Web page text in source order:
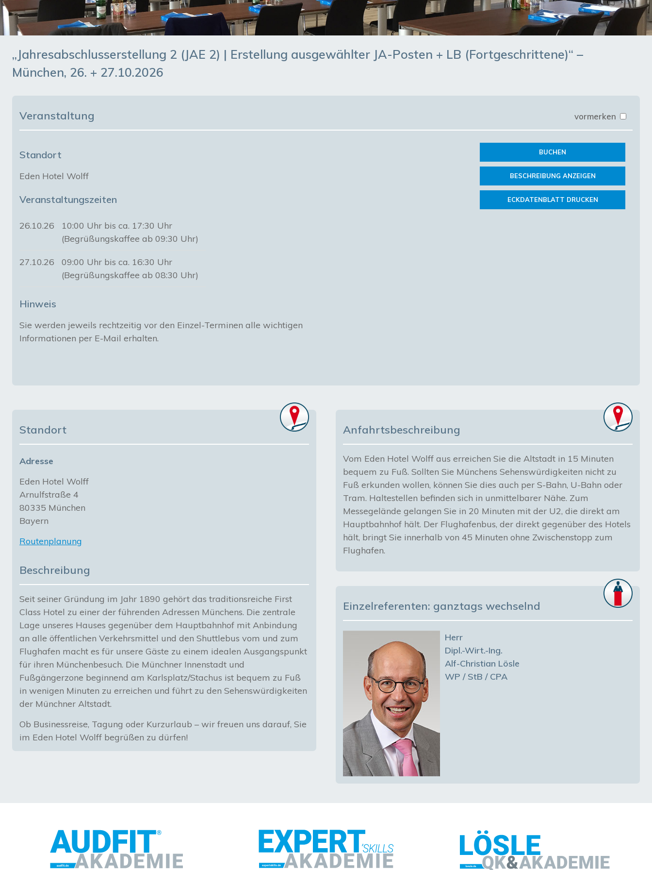
„Jahresabschlusserstellung 2 (JAE 2) | Erstellung ausgewählter JA-Posten + LB (Fortgeschrittene)“ –
München, 26. + 27.10.2026
Veranstaltung vormerken
Standort
Eden Hotel Wolff
Veranstaltungszeiten
26.10.26
10:00 Uhr bis ca. 17:30 Uhr
(Begrüßungskaffee ab 09:30 Uhr)
27.10.26
09:00 Uhr bis ca. 16:30 Uhr
(Begrüßungskaffee ab 08:30 Uhr)
Hinweis
Sie werden jeweils rechtzeitig vor den Einzel-Terminen alle wichtigen
Informationen per E-Mail erhalten.
BUCHEN
BESCHREIBUNG ANZEIGEN
ECKDATENBLATT DRUCKEN
Standort
Adresse
Eden Hotel Wolff
Arnulfstraße 4
80335 München
Bayern
Routenplanung
Beschreibung
Seit seiner Gründung im Jahr 1890 gehört das traditionsreiche First
Class Hotel zu einer der führenden Adressen Münchens. Die zentrale
Lage unseres Hauses gegenüber dem Hauptbahnhof mit Anbindung
an alle öffentlichen Verkehrsmittel und den Shuttlebus vom und zum
Flughafen macht es für unsere Gäste zu einem idealen Ausgangspunkt
für ihren Münchenbesuch. Die Münchner Innenstadt und
Fußgängerzone beginnend am Karlsplatz/Stachus ist bequem zu Fuß
in wenigen Minuten zu erreichen und führt zu den Sehenswürdigkeiten
der Münchner Altstadt.
Ob Businessreise, Tagung oder Kurzurlaub – wir freuen uns darauf, Sie
im Eden Hotel Wolff begrüßen zu dürfen!
Anfahrtsbeschreibung
Vom Eden Hotel Wolff aus erreichen Sie die Altstadt in 15 Minuten
bequem zu Fuß. Sollten Sie Münchens Sehenswürdigkeiten nicht zu
Fuß erkunden wollen, können Sie dies auch per S-Bahn, U-Bahn oder
Tram. Haltestellen befinden sich in unmittelbarer Nähe. Zum
Messegelände gelangen Sie in 20 Minuten mit der U2, die direkt am
Hauptbahnhof hält. Der Flughafenbus, der direkt gegenüber des Hotels
hält, bringt Sie innerhalb von 45 Minuten ohne Zwischenstopp zum
Flughafen.
Einzelreferenten: ganztags wechselnd
Herr
Dipl.-Wirt.-Ing.
Alf-Christian Lösle
WP / StB / CPA